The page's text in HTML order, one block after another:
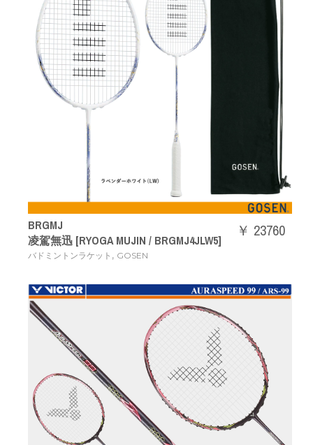
BRGMJ
凌駕無迅 [RYOGA MUJIN / BRGMJ4JLW5]
バドミントンラケット , GOSEN
￥ 23760